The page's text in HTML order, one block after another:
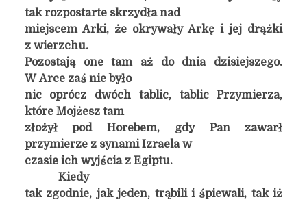
tak rozpostarte skrzydła nad
miejscem Arki, że okrywały Arkę i jej drążki
z wierzchu.
Pozostają one tam aż do dnia dzisiejszego.
W Arce zaś nie było
nic oprócz dwóch tablic, tablic Przymierza,
które Mojżesz tam
złożył pod Horebem, gdy Pan zawarł
przymierze z synami Izraela w
czasie ich wyjścia z Egiptu.
Kiedy
tak zgodnie, jak jeden, trąbili i śpiewali, tak iż